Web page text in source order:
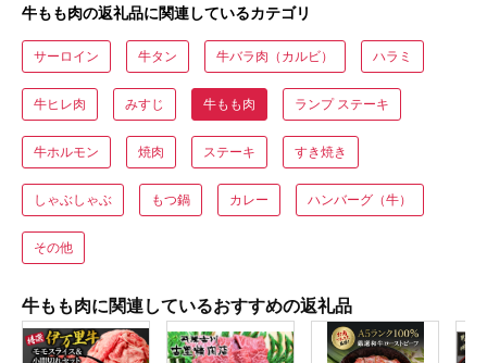
牛もも肉の返礼品に関連しているカテゴリ
サーロイン 牛タン 牛バラ肉（カルビ） ハラミ
牛ヒレ肉 みすじ 牛もも肉 ランプ ステーキ
牛ホルモン 焼肉 ステーキ すき焼き
しゃぶしゃぶ もつ鍋 カレー ハンバーグ（牛）
その他
牛もも肉に関連しているおすすめの返礼品